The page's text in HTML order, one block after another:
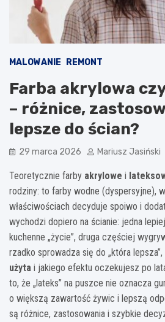
MALOWANIE REMONT
Farba akrylowa
– różnice,
lepsze do ścian?
29 marca 2026 Mariusz Jasiński
Teoretycznie farby akrylowe i
rodziny: to farby wodne (dyspersyjne),
właściwościach decyduje spoiwo i
wychodzi dopiero na ścianie: jedna
kuchenne „życie”, druga częściej
rzadko sprowadza się do „która
użyta i jakiego efektu oczekujesz po
to, że „lateks” na puszce nie oznacza
o większą zawartość żywic i lepszą
są różnice, zastosowania i szybkie